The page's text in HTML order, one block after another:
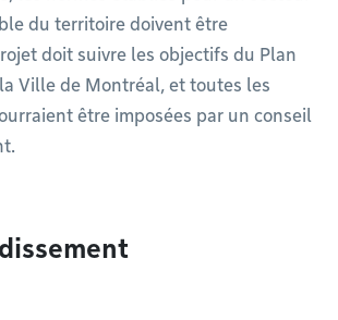
du territoire doivent être
doit suivre les objectifs du Plan
Ville de Montréal, et toutes les
être imposées par un conseil